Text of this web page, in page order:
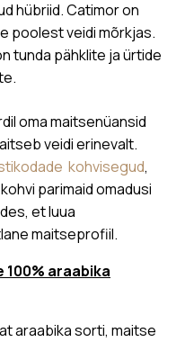
hübriid. Catimor on
poolest veidi mõrkjas.
tunda pähklite ja ürtide
oma maitsenüansid
veidi erinevalt.
kohvisegud,
parimaid omadusi
et luua
maitseprofiil.
100% araabika
araabika sorti, maitse